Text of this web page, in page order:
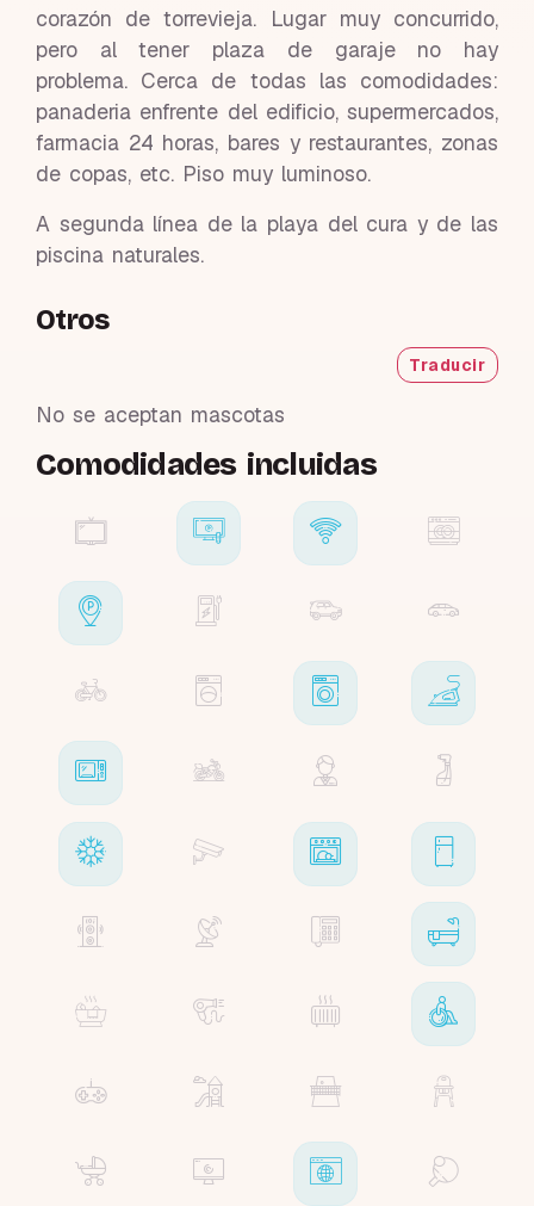
corazón de torrevieja. Lugar muy concurrido,
pero al tener plaza de garaje no hay
problema. Cerca de todas las comodidades:
panaderia enfrente del edificio, supermercados,
farmacia 24 horas, bares y restaurantes, zonas
de copas, etc. Piso muy luminoso.
A segunda línea de la playa del cura y de las
piscina naturales.
Otros
Traducir
No se aceptan mascotas
Comodidades incluidas